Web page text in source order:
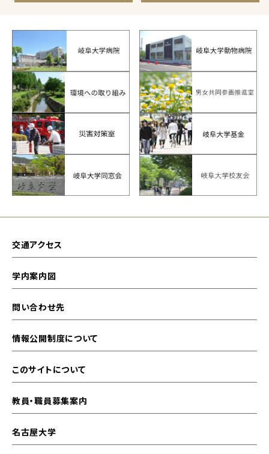
交通アクセス
学内案内図
問い合わせ先
情報公開制度について
このサイトについて
教員・職員募集案内
名古屋大学